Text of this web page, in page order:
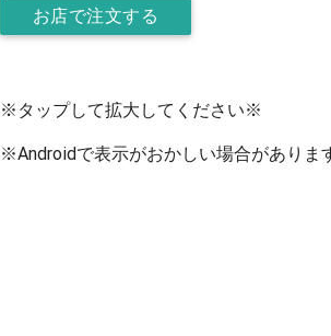
お店で注文する
※タップして拡大してください※
※Androidで表示がおかしい場合があり